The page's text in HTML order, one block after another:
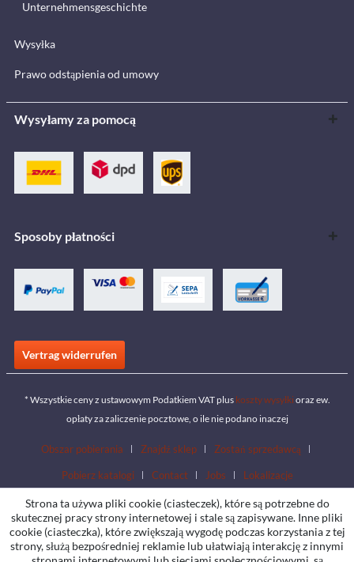
Unternehmensgeschichte
Wysyłka
Prawo odstąpienia od umowy
Wysyłamy za pomocą
Sposoby płatności
Vertrag widerrufen
* Wszystkie ceny z ustawowym Podatkiem VAT plus koszty wysyłki oraz ew.
opłaty za zaliczenie pocztowe, o ile nie podano inaczej
Obszar pobierania Znajdź sklep Zostań sprzedawcą
Pobierz katalogi Contact Jobs Lokalizacje
Strona ta używa pliki cookie (ciasteczek), które są potrzebne do
skutecznej pracy strony internetowej i stale są zapisywane. Inne pliki
cookie (ciasteczka), które zwiększają wygodę podczas korzystania z tej
strony, służą bezpośredniej reklamie lub ułatwiają interakcję z innymi